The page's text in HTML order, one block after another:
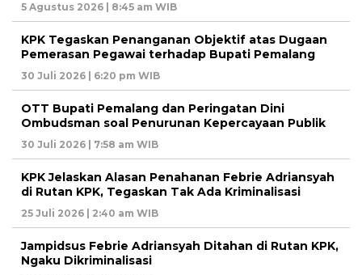
5 Agustus 2026 | 8:45 am WIB
KPK Tegaskan Penanganan Objektif atas Dugaan
Pemerasan Pegawai terhadap Bupati Pemalang
30 Juli 2026 | 6:20 pm WIB
OTT Bupati Pemalang dan Peringatan Dini
Ombudsman soal Penurunan Kepercayaan Publik
30 Juli 2026 | 7:58 am WIB
KPK Jelaskan Alasan Penahanan Febrie Adriansyah
di Rutan KPK, Tegaskan Tak Ada Kriminalisasi
25 Juli 2026 | 2:40 am WIB
Jampidsus Febrie Adriansyah Ditahan di Rutan KPK,
Ngaku Dikriminalisasi